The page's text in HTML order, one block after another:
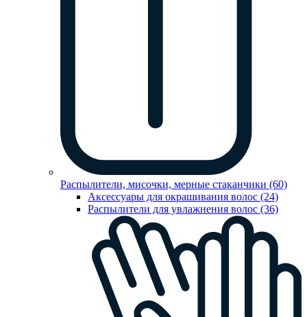
Распылители, мисочки, мерные стаканчики (60)
Аксессуары для окрашивания волос (24)
Распылители для увлажнения волос (36)